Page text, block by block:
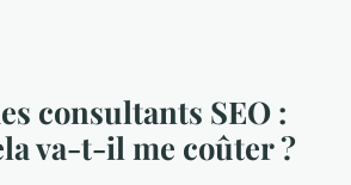
consultants SEO :
va-t-il me coûter ?